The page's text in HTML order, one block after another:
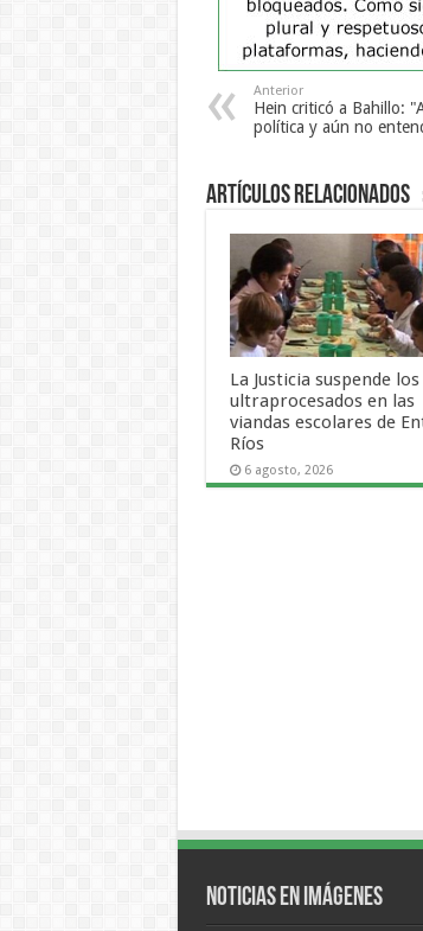
Anterior
Hein criticó a Bahillo:
política y aún no
Artículos Relacionados
La Justicia suspende los
ultraprocesados en las
viandas escolares de
Ríos
6 agosto, 2026
Noticias en Imágenes